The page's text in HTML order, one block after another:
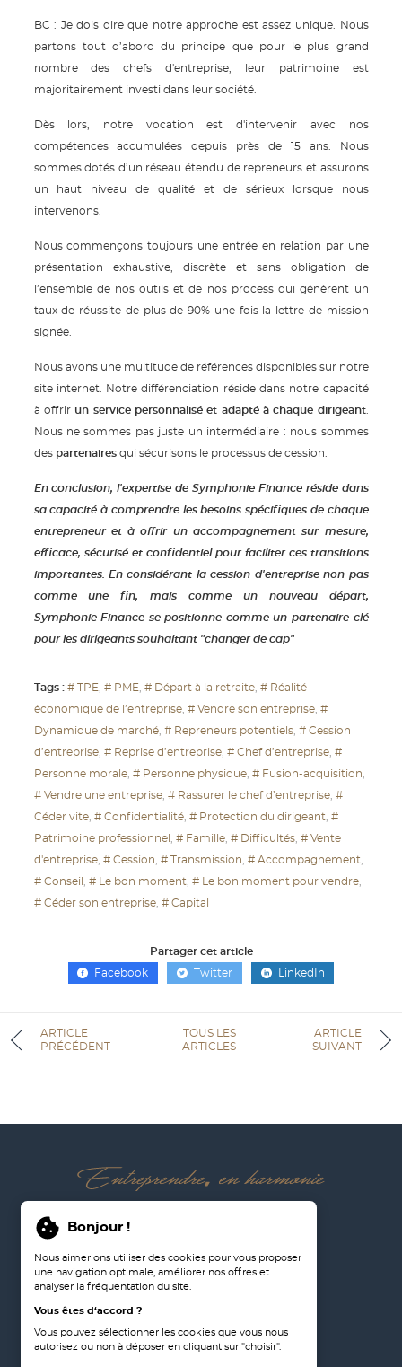
BC : Je dois dire que notre approche est assez unique. Nous
partons tout d’abord du principe que pour le plus grand
nombre des chefs d'entreprise, leur patrimoine est
majoritairement investi dans leur société.
Dès lors, notre vocation est d'intervenir avec nos
compétences accumulées depuis près de 15 ans. Nous
sommes dotés d’un réseau étendu de repreneurs et assurons
un haut niveau de qualité et de sérieux lorsque nous
intervenons.
Nous commençons toujours une entrée en relation par une
présentation exhaustive, discrète et sans obligation de
l’ensemble de nos outils et de nos process qui génèrent un
taux de réussite de plus de 90% une fois la lettre de mission
signée.
Nous avons une multitude de références disponibles sur notre
site internet. Notre différenciation réside dans notre capacité
à offrir un service personnalisé et adapté à chaque dirigeant.
Nous ne sommes pas juste un intermédiaire : nous sommes
des partenairesqui sécurisons le processus de cession.
En conclusion, l'expertise de Symphonie Finance réside dans
sa capacité à comprendre les besoins spécifiques de chaque
entrepreneur et à offrir un accompagnement sur mesure,
efficace, sécurisé et confidentiel pour faciliter ces transitions
importantes. En considérant la cession d'entreprise non pas
comme une fin, mais comme un nouveau départ,
Symphonie Finance se positionne comme un partenaire clé
pour les dirigeants souhaitant "changer de cap"
Tags : # TPE # PME # Départ à la retraite # Réalité
économique de l’entreprise # Vendre son entreprise #
Dynamique de marché # Repreneurs potentiels # Cession
d’entreprise # Reprise d’entreprise # Chef d’entreprise #
Personne morale # Personne physique # Fusion-acquisition
# Vendre une entreprise # Rassurer le chef d’entreprise #
Céder vite # Confidentialité # Protection du dirigeant #
Patrimoine professionnel
# Famille # Difficultés # Vente
d'entreprise # Cession # Transmission # Accompagnement
# Conseil
# Le bon moment # Le bon moment pour vendre
# Céder son entreprise # Capital
Partager cet article
Facebook
Twitter LinkedIn
ARTICLE
PRÉCÉDENT
TOUS LES
ARTICLES
ARTICLE
SUIVANT
Nous contacter
Préférences de cookies
Bonjour !
Nous aimerions utiliser des cookies pour vous proposer
une navigation optimale, améliorer nos offres et
analyser la fréquentation du site.
Vous êtes d‘accord ?
Vous pouvez sélectionner les cookies que vous nous
autorisez ou non à déposer en cliquant sur "choisir".